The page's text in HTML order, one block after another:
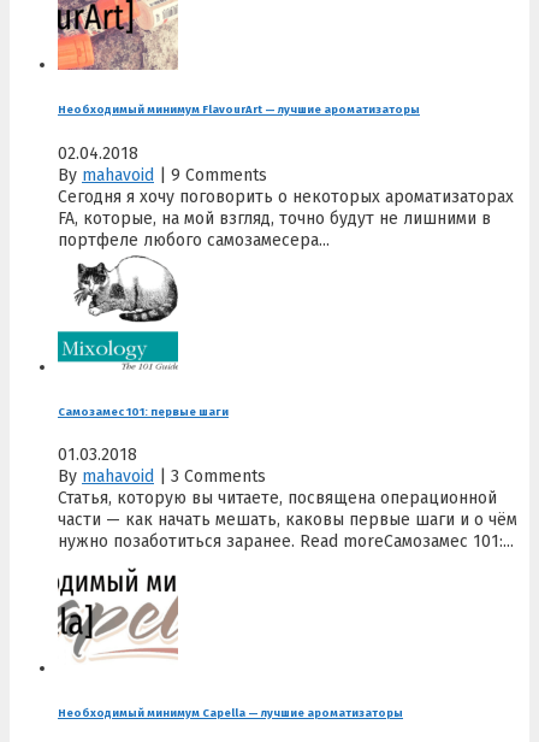
Необходимый минимум FlavourArt — лучшие ароматизаторы
02.04.2018
By mahavoid
9 Comments
Сегодня я хочу поговорить о некоторых ароматизаторах
FA, которые, на мой взгляд, точно будут не лишними в
портфеле любого самозамесера...
Самозамес 101: первые шаги
01.03.2018
By mahavoid
3 Comments
Статья, которую вы читаете, посвящена операционной
части — как начать мешать, каковы первые шаги и о чём
нужно позаботиться заранее. Read moreСамозамес 101:...
Необходимый минимум Capella — лучшие ароматизаторы